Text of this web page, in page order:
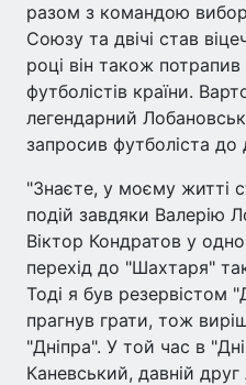
разом з командою
Союзу та двічі став
році він також
футболістів країни.
легендарний
запросив футболіста до
"Знаєте, у моєму житті
подій завдяки Валерію
Віктор Кондратов у
перехід до "Шахтаря"
Тоді я був резервістом
прагнув грати, тож
"Дніпра". У той час в
Каневський, давній друг